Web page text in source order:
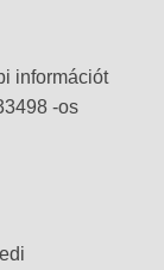
információt
-os